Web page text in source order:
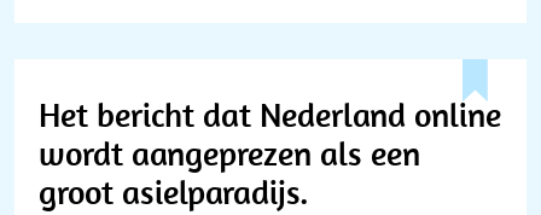
Het bericht dat Nederland online
wordt aangeprezen als een
groot asielparadijs.